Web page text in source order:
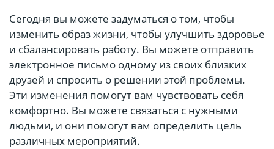
Сегодня вы можете задуматься о том, чтобы
изменить образ жизни, чтобы улучшить здоровье
и сбалансировать работу. Вы можете отправить
электронное письмо одному из своих близких
друзей и спросить о решении этой проблемы.
Эти изменения помогут вам чувствовать себя
комфортно. Вы можете связаться с нужными
людьми, и они помогут вам определить цель
различных мероприятий.